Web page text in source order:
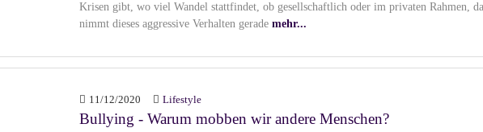
Krisen gibt, wo viel Wandel stattfindet, ob gesellschaftlich oder im privaten Rahmen, da
nimmt dieses aggressive Verhalten gerade mehr...
11/12/2020 Lifestyle
Bullying - Warum mobben wir andere Menschen?